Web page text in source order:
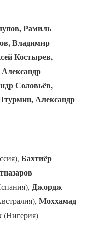
Рамиль
Владимир
Костырев,
Соловьёв,
Александр
Бахтиёр
Джордж
Моххамад
(Нигерия)